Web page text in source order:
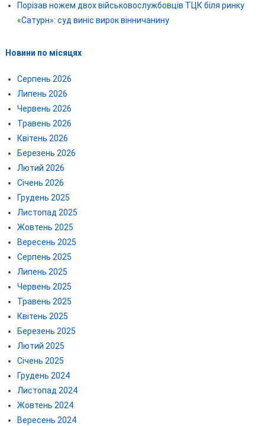
Порізав ножем двох військовослужбовців ТЦК біля ринку
«Сатурн»: суд виніс вирок вінничанину
Новини по місяцях
Серпень 2026
Липень 2026
Червень 2026
Травень 2026
Квітень 2026
Березень 2026
Лютий 2026
Січень 2026
Грудень 2025
Листопад 2025
Жовтень 2025
Вересень 2025
Серпень 2025
Липень 2025
Червень 2025
Травень 2025
Квітень 2025
Березень 2025
Лютий 2025
Січень 2025
Грудень 2024
Листопад 2024
Жовтень 2024
Вересень 2024